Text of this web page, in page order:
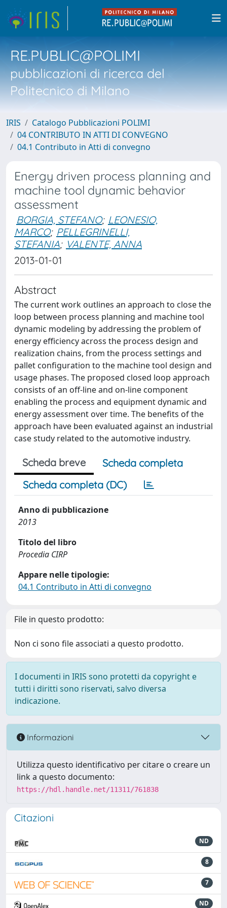
RE.PUBLIC@POLIMI
pubblicazioni di ricerca del
Politecnico di Milano
IRIS
Catalogo Pubblicazioni POLIMI
04 CONTRIBUTO IN ATTI DI CONVEGNO
04.1 Contributo in Atti di convegno
Energy driven process planning and
machine tool dynamic behavior
assessment
BORGIA, STEFANO; LEONESIO,
MARCO; PELLEGRINELLI,
STEFANIA; VALENTE, ANNA
2013-01-01
Abstract
The current work outlines an approach to close the
loop between process planning and machine tool
dynamic modeling by addressing the problem of
energy efficiency across the process design and
realization chains, from the process settings and
pallet configuration to the machine tool design and
usage phases. The proposed closed loop approach
consists of an off-line and on-line component
enabling the process and equipment dynamic and
energy assessment over time. The benefits of the
approach have been evaluated against an industrial
case study related to the automotive industry.
Scheda breve
Scheda completa
Scheda completa (DC)
Anno di pubblicazione
2013
Titolo del libro
Procedia CIRP
Appare nelle tipologie:
04.1 Contributo in Atti di convegno
File in questo prodotto:
Non ci sono file associati a questo prodotto.
I documenti in IRIS sono protetti da copyright e
tutti i diritti sono riservati, salvo diversa
indicazione.
Informazioni
Utilizza questo identificativo per citare o creare un
link a questo documento:
https://hdl.handle.net/11311/761838
Citazioni
ND
8
7
ND